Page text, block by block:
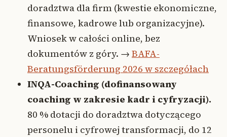
doradztwa dla firm (kwestie ekonomiczne,
finansowe, kadrowe lub organizacyjne).
Wniosek w całości online, bez
dokumentów z góry. → BAFA-
Beratungsförderung 2026 w szczegółach
INQA-Coaching (dofinansowany
coaching w zakresie kadr i cyfryzacji).
80 % dotacji do doradztwa dotyczącego
personelu i cyfrowej transformacji, do 12